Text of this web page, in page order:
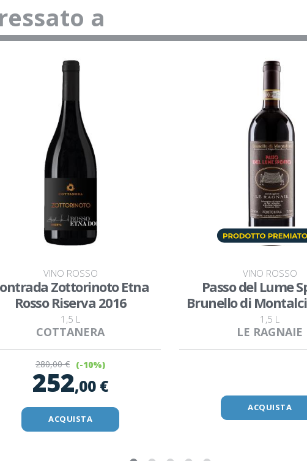
a
VINO ROSSO
Zottorinoto Etna
Rosso Riserva 2016
1,5 L
COTTANERA
280,00 € (-10%)
252,00 €
ACQUISTA
VINO ROSSO
Passo del Lume
Brunello di
1,5 L
LE RAGNAIE
ACQUISTA